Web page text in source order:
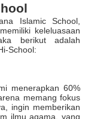
Islamic School,
keleluasaan
berikut adalah
School:
menerapkan 60%
memang fokus
ingin memberikan
ilmu agama, yang